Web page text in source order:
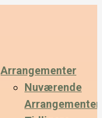
Arrangementer
Nuværende
Arrangementer